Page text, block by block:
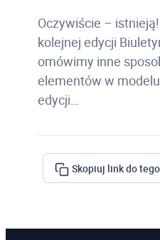
Oczywiście –
kolejnej edycji
omówimy inne
elementów w
edycji…
Skopiuj link do